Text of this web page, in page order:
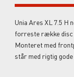
Unia Ares XL 7.5 H
forreste række disc
Monteret med
står med rigtig